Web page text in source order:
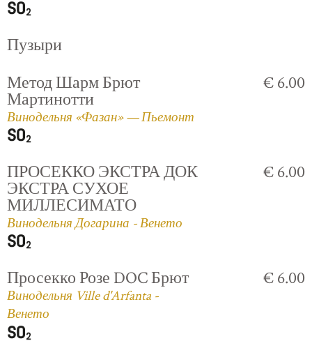
Пузыри
Метод Шарм Брют
Мартинотти
Винодельня «Фазан» — Пьемонт
€ 6.00
ПРОСЕККО ЭКСТРА ДОК
ЭКСТРА СУХОЕ
МИЛЛЕСИМАТО
Винодельня Догарина - Венето
€ 6.00
Просекко Розе DOC Брют
Винодельня Ville d'Arfanta -
Венето
€ 6.00